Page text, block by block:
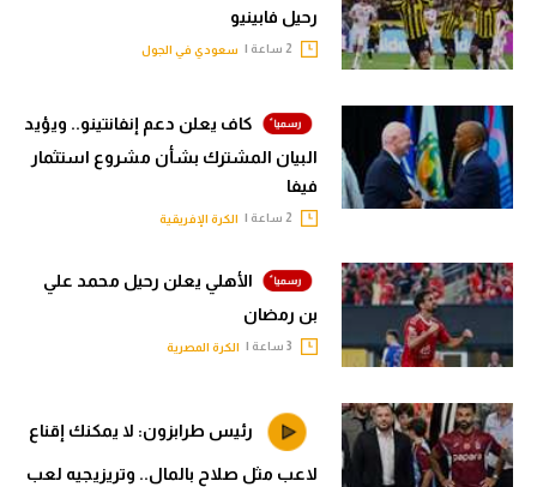
رحيل فابينيو
سعودي في الجول
كاف يعلن دعم إنفانتينو.. ويؤيد
البيان المشترك بشأن مشروع استثمار
فيفا
الكرة الإفريقية
الأهلي يعلن رحيل محمد علي
بن رمضان
الكرة المصرية
رئيس طرابزون: لا يمكنك إقناع
لاعب مثل صلاح بالمال.. وتريزيجيه لعب